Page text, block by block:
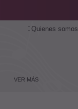
Quienes somos
VER MÁS